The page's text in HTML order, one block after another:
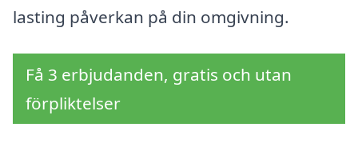
lasting påverkan på din omgivning.
Få 3 erbjudanden, gratis och utan
förpliktelser